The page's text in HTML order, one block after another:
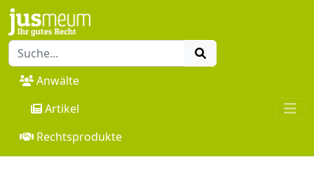
Anwälte
Artikel
Rechtsprodukte